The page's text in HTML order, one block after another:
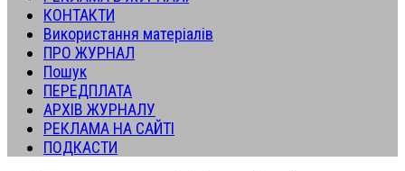
КОНТАКТИ
Використання матеріалів
ПРО ЖУРНАЛ
Пошук
ПЕРЕДПЛАТА
АРХІВ ЖУРНАЛУ
РЕКЛАМА НА САЙТІ
ПОДКАСТИ